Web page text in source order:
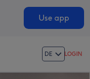
Use app
DE LOGIN